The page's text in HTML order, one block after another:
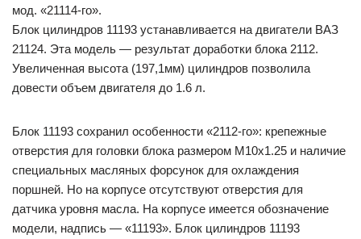
мод. «21114-го».
Блок цилиндров 11193 устанавливается на двигатели ВАЗ
21124. Эта модель — результат доработки блока 2112.
Увеличенная высота (197,1мм) цилиндров позволила
довести объем двигателя до 1.6 л.
Блок 11193 сохранил особенности «2112-го»: крепежные
отверстия для головки блока размером М10х1.25 и наличие
специальных масляных форсунок для охлаждения
поршней. Но на корпусе отсутствуют отверстия для
датчика уровня масла. На корпусе имеется обозначение
модели, надпись — «11193». Блок цилиндров 11193